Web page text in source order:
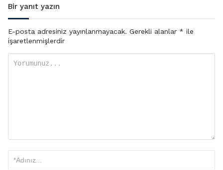
Bir yanıt yazın
E-posta adresiniz yayınlanmayacak. Gerekli alanlar * ile
işaretlenmişlerdir